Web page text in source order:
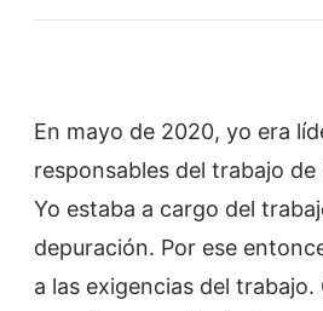
En mayo de 2020, yo era
responsables del trabajo
Yo estaba a cargo del
depuración. Por ese
a las exigencias del